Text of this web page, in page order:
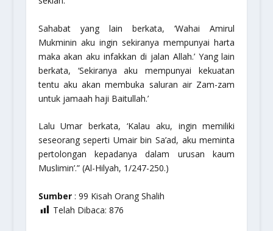
Sahabat yang lain berkata, ‘Wahai Amirul
Mukminin aku ingin sekiranya mempunyai harta
maka akan aku infakkan di jalan Allah.’ Yang lain
berkata, ‘Sekiranya aku mempunyai kekuatan
tentu aku akan membuka saluran air Zam-zam
untuk jamaah haji Baitullah.’
Lalu Umar berkata, ‘Kalau aku, ingin memiliki
seseorang seperti Umair bin Sa’ad, aku meminta
pertolongan kepadanya dalam urusan kaum
Muslimin’.” (Al-Hilyah, 1/247-250.)
Sumber : 99 Kisah Orang Shalih
Telah Dibaca: 876